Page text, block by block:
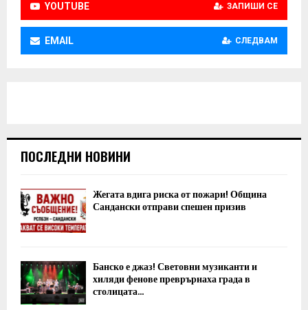
YOUTUBE ЗАПИШИ СЕ
EMAIL СЛЕДВАМ
ПОСЛЕДНИ НОВИНИ
Жегата вдига риска от пожари! Община
Сандански отправи спешен призив
Банско е джаз! Световни музиканти и
хиляди фенове преврърнаха града в
столицата...